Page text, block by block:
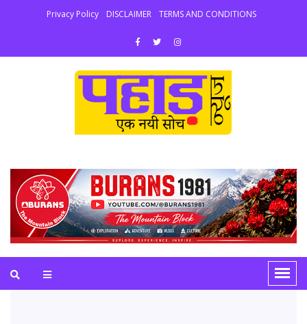
Privacy Policy DISCLAIMER TERMS AND CONDITIONS